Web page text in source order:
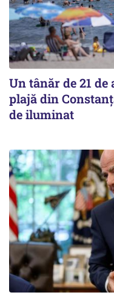
Un tânăr de 21
plajă din
de iluminat